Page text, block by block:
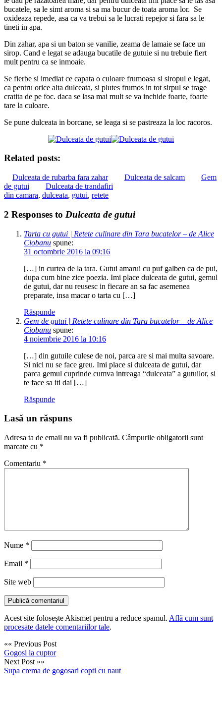
bucatele, sa le simt aroma si sa ma bucur de toata aroma lor. Se
oxideaza repede, asa ca va trebui sa le lucrati repejor si fara sa le
tineti in apa.
Din zahar, apa si un baton se vanilie, zeama de lamaie se face un
sirop. Cand e legat se adauga bucatile de gutuie si nu trebuie fiert
mult pentru ca se inmoaie.
Se fierbe si imediat ce capata o culoare frumoasa si siropul e legat,
ca pentru orice alta dulceata, si plutes frumos in tot sirpul se trage
cratita de pe foc. daca se lasa mai mult se va inchide foarte, foarte
tare la culoare.
Se pune dulceata in borcane, se leaga si se pastreaza la loc racoros.
Related posts:
Dulceata de rubarba fara zahar Dulceata de salcam
Gem
de gutui
Dulceata de trandafiri
din camara, dulceata, gutui, retete
2 Responses to Dulceata de gutui
Tarta cu gutui | Retete culinare din Tara bucatelor – de Alice
Ciobanu spune:
31 octombrie 2016 la 09:16
[…] in curtea de la tara. Gutui amarui cu puf galben ca de pui,
dupa cum bine zice poezia. Imi place dulceata de gutui, gemul
de gutui, dar nu reusesc in fiecare an sa fac asemenea
preparate, insa macar o tarta cu […]
Răspunde
Gem de gutui | Retete culinare din Tara bucatelor – de Alice
Ciobanu spune:
4 noiembrie 2016 la 10:16
[…] din gutuile culese de noi, parca are si mai multa savoare.
Si nici nu se face greu. Imi place si dulceata de gutui, dar
parca gemul cuprinde cumva intreaga “dulceata” a gutuilor, si
te face sa iti dai […]
Răspunde
Lasă un răspuns
Adresa ta de email nu va fi publicată. Câmpurile obligatorii sunt
marcate cu *
Comentariu *
Nume *
Email *
Site web
Acest site folosește Akismet pentru a reduce spamul. Află cum sunt
procesate datele comentariilor tale.
«« Previous Post
Gogosi la cuptor
Next Post »»
Supa crema de gogosari copti cu naut